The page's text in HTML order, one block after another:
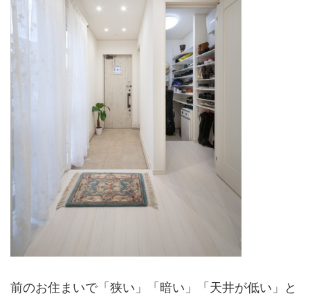
前のお住まいで「狭い」「暗い」「天井が低い」と